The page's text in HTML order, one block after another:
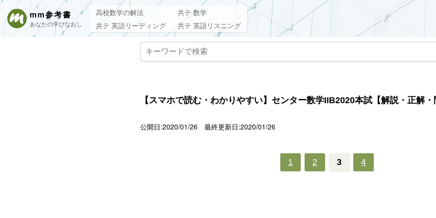
mm参考書
あなたの学びなおし
高校数学の解法
共テ 数学
共テ 英語リーディング
共テ 英語リスニング
【スマホで読む・わかりやすい】センター数学IIB2020本試【解説・正解
公開日:2020/01/26 最終更新日:2020/01/26
1 2 3 4